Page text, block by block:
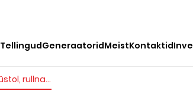
TellingudGeneraatoridMeistKontaktid
Naelapüstol, rullnael, suruõhuga